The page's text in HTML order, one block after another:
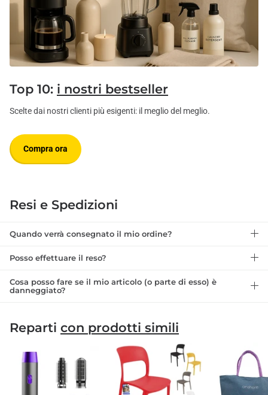
Top 10: i nostri bestseller
Scelte dai nostri clienti più esigenti: il meglio del meglio.
Compra ora
Resi e Spedizioni
Quando verrà consegnato il mio ordine?
Posso effettuare il reso?
Cosa posso fare se il mio articolo (o parte di esso) è
danneggiato?
Reparti con prodotti simili